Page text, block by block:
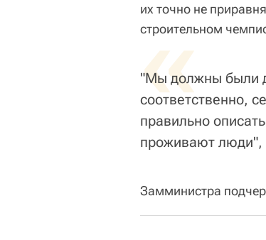
их точно не
строительном
«
"Мы должны были
соответственно,
правильно
проживают люди",
Замминистра